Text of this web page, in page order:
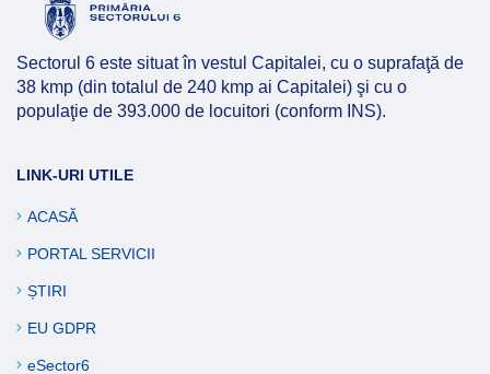
Sectorul 6 este situat în vestul Capitalei, cu o suprafaţă de
38 kmp (din totalul de 240 kmp ai Capitalei) şi cu o
populaţie de 393.000 de locuitori (conform INS).
LINK-URI UTILE
ACASĂ
PORTAL SERVICII
ȘTIRI
EU GDPR
eSector6